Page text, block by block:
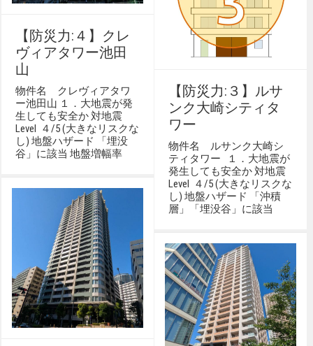
【防災力:４】クレ
ヴィアタワー池田
山
物件名 クレヴィアタワ
ー池田山 １．大地震が発
生しても安全か 対地震
Level ４/5 (大きなリスクな
し) 地盤ハザード 「埋没
谷」に該当 地盤増幅率
【防災力:３】ルサ
ンク大崎シティタ
ワー
物件名 ルサンク大崎シ
ティタワー １．大地震が
発生しても安全か 対地震
Level ４/5 (大きなリスクな
し) 地盤ハザード 「沖積
層」「埋没谷」に該当